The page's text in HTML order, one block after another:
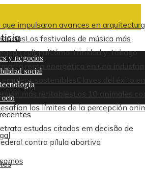
que impulsaron avances en
Los festivales de música más
culturalCómo Trinidad y Tobago
la renta energética en una industria
empleos sostenibles
Claves del éxito
más rentables
Los 10 animales
los límites de la percepción
y negocios
social
estudos citados em decisão de
contra pílula abortiva